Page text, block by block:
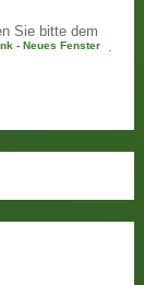
Sie bitte dem
.